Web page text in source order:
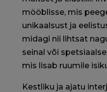
mööblisse, mis
unikaalsust ja
midagi nii lihtsat
seinal või
mis lisab ruumile
Kestliku ja ajatu